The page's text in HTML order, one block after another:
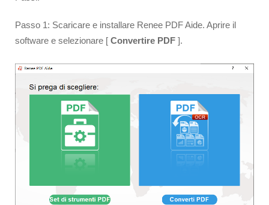
Passo 1: Scaricare e installare Renee PDF Aide. Aprire il
software e selezionare [ Convertire PDF ].